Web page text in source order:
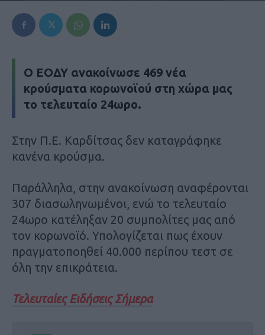
Ο ΕΟΔΥ ανακοίνωσε 469 νέα
κρούσματα κορωνοϊού στη χώρα μας
το τελευταίο 24ωρο.
Στην Π.Ε. Καρδίτσας δεν καταγράφηκε
κανένα κρούσμα.
Παράλληλα, στην ανακοίνωση αναφέρονται
307 διασωληνωμένοι, ενώ το τελευταίο
24ωρο κατέληξαν 20 συμπολίτες μας από
τον κορωνοϊό. Υπολογίζεται πως έχουν
πραγματοποηθεί 40.000 περίπου τεστ σε
όλη την επικράτεια.
Τελευταίες Ειδήσεις Σήμερα